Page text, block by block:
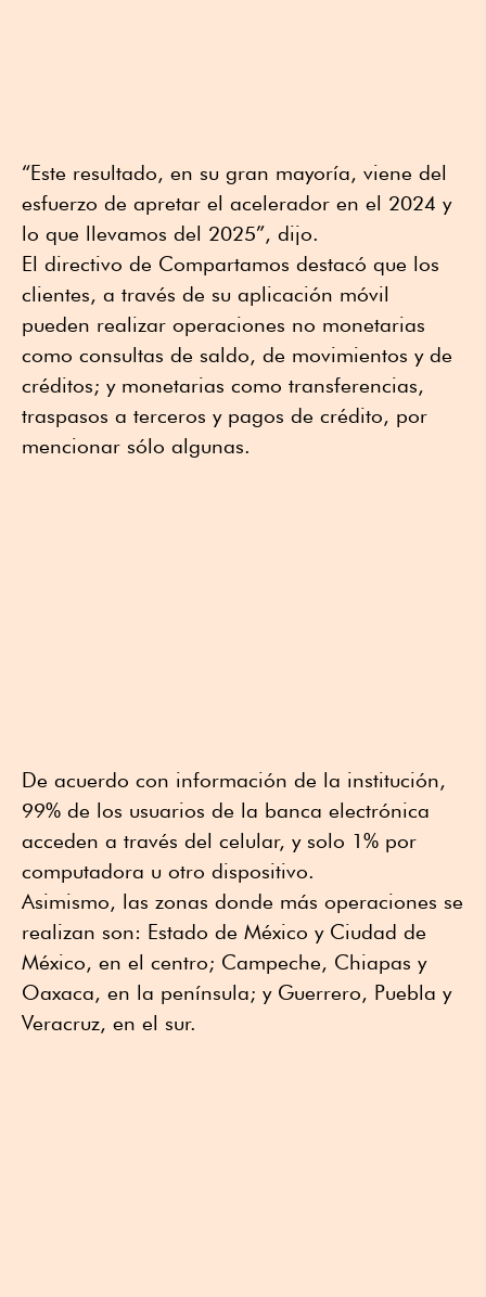
“Este resultado, en su gran mayoría, viene del
esfuerzo de apretar el acelerador en el 2024 y
lo que llevamos del 2025”, dijo.
El directivo de Compartamos destacó que los
clientes, a través de su aplicación móvil
pueden realizar operaciones no monetarias
como consultas de saldo, de movimientos y de
créditos; y monetarias como transferencias,
traspasos a terceros y pagos de crédito, por
mencionar sólo algunas.
De acuerdo con información de la institución,
99% de los usuarios de la banca electrónica
acceden a través del celular, y solo 1% por
computadora u otro dispositivo.
Asimismo, las zonas donde más operaciones se
realizan son: Estado de México y Ciudad de
México, en el centro; Campeche, Chiapas y
Oaxaca, en la península; y Guerrero, Puebla y
Veracruz, en el sur.